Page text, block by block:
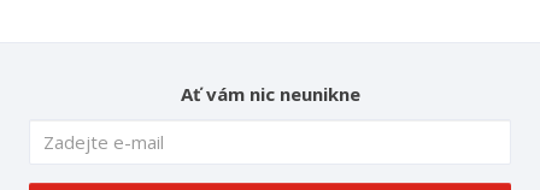
Ať vám nic neunikne